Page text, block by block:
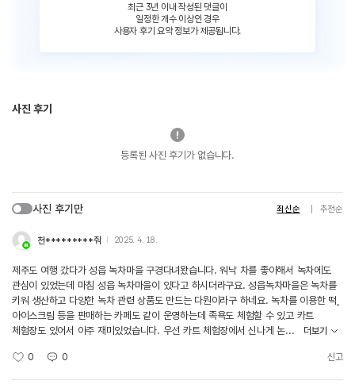
최근 3년 이내 작성된 댓글이
일정한 개수 이상인 경우
사용자 후기 요약 정보가 제공됩니다.
사진 후기
등록된 사진 후기가 없습니다.
사진 후기만 최신순 추천순
천*********줘 2025. 4. 18.
제주도 여행 갔다가 성읍 녹차마을 구경다녀왔습니다. 워낙 차를 좋아해서 녹차에도
관심이 있었는데 마침 성읍 녹차마을이 있다고 하시더라구요. 성읍녹차마을은 녹차를
키워 생산하고 다양한 녹차 관련 상품도 만드는 다원이라구 하네요. 녹차를 이용한 떡,
아이스크림 등을 판매하는 카페도 같이 운영하는데 족욕도 체험할 수 있고 카트
체험장도 있어서 아주 재미있었습니다. 우선 카트 체험장에서 신나게 논...
더보기
0 0 신고